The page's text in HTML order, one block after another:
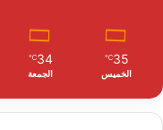
35
℃
الخميس
34
℃
الجمعة